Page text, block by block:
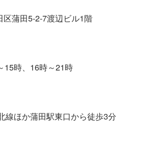
区蒲田5-2-7渡辺ビル1階
15時、16時～21時
線ほか蒲田駅東口から徒歩3分